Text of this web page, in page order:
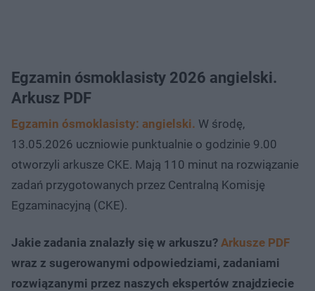
Egzamin ósmoklasisty 2026 angielski.
Arkusz PDF
Egzamin ósmoklasisty: angielski. W środę,
13.05.2026 uczniowie punktualnie o godzinie 9.00
otworzyli arkusze CKE. Mają 110 minut na rozwiązanie
zadań przygotowanych przez Centralną Komisję
Egzaminacyjną (CKE).
Jakie zadania znalazły się w arkuszu? Arkusze PDF
wraz z sugerowanymi odpowiedziami, zadaniami
rozwiązanymi przez naszych ekspertów znajdziecie